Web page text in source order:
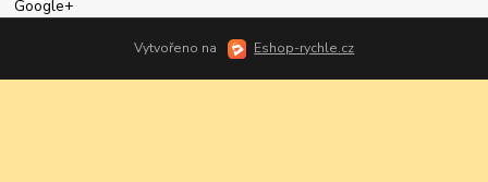
Google+
Vytvořeno na Eshop-rychle.cz